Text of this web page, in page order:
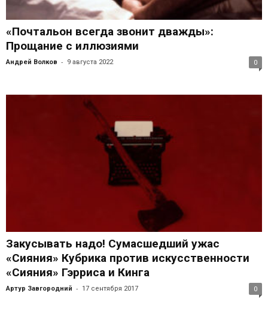
«Почтальон всегда звонит дважды»:
Прощание с иллюзиями
Андрей Волков - 9 августа 2022 0
Закусывать надо! Сумасшедший ужас
«Сияния» Кубрика против искусственности
«Сияния» Гэрриса и Кинга
Артур Завгородний - 17 сентября 2017 0